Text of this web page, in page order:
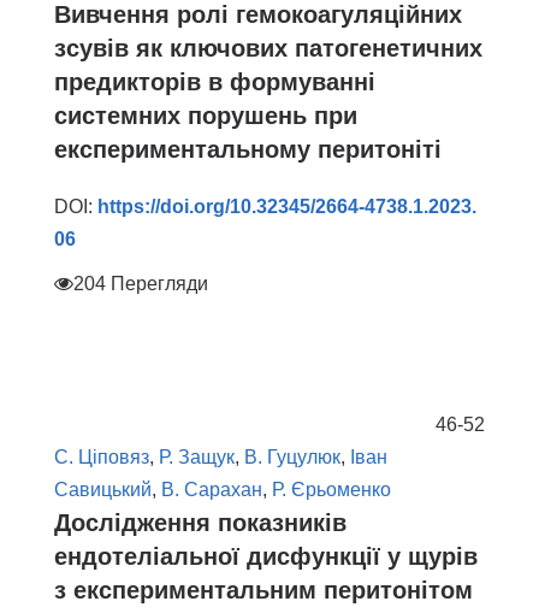
Вивчення ролі гемокоагуляційних
зсувів як ключових патогенетичних
предикторів в формуванні
системних порушень при
експериментальному перитоніті
DOI: https://doi.org/10.32345/2664-4738.1.2023.
06
204 Перегляди
46-52
С. Ціповяз, Р. Защук, В. Гуцулюк, Іван
Савицький, В. Сарахан, Р. Єрьоменко
Дослідження показників
ендотеліальної дисфункції у щурів
з експериментальним перитонітом